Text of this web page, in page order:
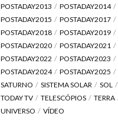
POSTADAY2013
POSTADAY2014
POSTADAY2015
POSTADAY2017
POSTADAY2018
POSTADAY2019
POSTADAY2020
POSTADAY2021
POSTADAY2022
POSTADAY2023
POSTADAY2024
POSTADAY2025
SATURNO
SISTEMA SOLAR SOL
TODAY TV
TELESCÓPIOS
TERRA
UNIVERSO
VÍDEO